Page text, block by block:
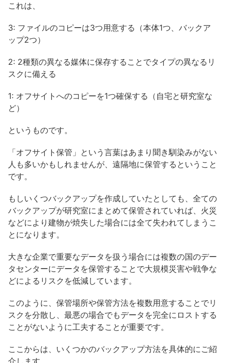
これは、
3: ファイルのコピーは3つ用意する（本体1つ、バックア
ップ2つ）
2: 2種類の異なる媒体に保存することでタイプの異なるリ
スクに備える
1: オフサイトへのコピーを1つ確保する（自宅と研究室な
ど）
というものです。
「オフサイト保管」という言葉はあまり聞き馴染みがない
人も多いかもしれませんが、遠隔地に保管するということ
です。
もしいくつバックアップを作成していたとしても、全ての
バックアップが研究室にまとめて保管されていれば、火災
などにより建物が焼失した場合には全て失われてしまうこ
とになります。
大きな企業で重要なデータを扱う場合には複数の国のデー
タセンターにデータを保管することで大規模災害や戦争な
どによるリスクを低減しています。
このように、保管場所や保管方法を複数用意することでリ
スクを分散し、最悪の場合でもデータを完全にロストする
ことがないように工夫することが重要です。
ここからは、いくつかのバックアップ方法を具体的にご紹